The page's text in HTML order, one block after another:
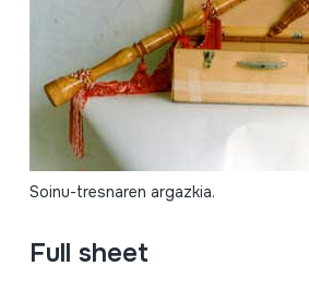
Soinu-tresnaren argazkia.
Full sheet